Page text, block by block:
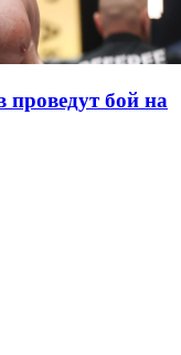
бой на